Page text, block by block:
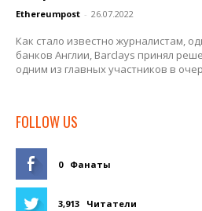
Ethereumpost - 26.07.2022
Как стало известно журналистам,
банков Англии, Barclays принял
одним из главных участников в
FOLLOW US
0 Фанаты
3,913 Читатели